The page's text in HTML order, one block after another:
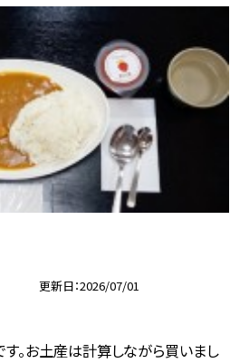
更新日 2026/07/01
。お土産は計算しながら買いまし